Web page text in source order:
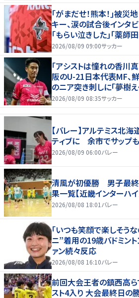
｢がまだせ！熊本！｣被災
キー、涙の試合後インタ
｢もらい泣きした｣｢薬師田
2026/08/09 09:00サッカー
｢アシストは憧れの香川
阪のU-21日本代表MF、
のニア突き刺しに｢夢樹
ぞ｣
2026/08/09 08:35サッカー
【バレー】アルテミス北海
ティブに 余市でサップ
2026/08/09 06:00バレー
清風が初優勝 男子最終
果一覧【近畿インターハイ
2026/08/08 18:01 バレー
「いつも笑顔で楽しそう
ニ”着用の19歳バドミント
ァン続々反応
2026/08/08 16:10バレー
前回大会王者の鎮西高
スト4入り 大会最終日の